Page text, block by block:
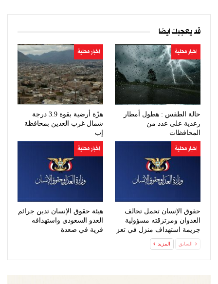
قد يعجبك ايضا
اخبار محلية
حالة الطقس : هطول أمطار
رعدية على عدد من
المحافظات
اخبار محلية
هزّة أرضية بقوة 3.9 درجة
شمال غرب العدين بمحافظة
إب
اخبار محلية
حقوق الإنسان تحمل تحالف
العدوان ومرتزقته مسؤولية
جريمة استهداف منزل في تعز
اخبار محلية
هيئة حقوق الإنسان تدين جرائم
العدو السعودي واستهدافه
قرية في صعدة
السابق المزيد